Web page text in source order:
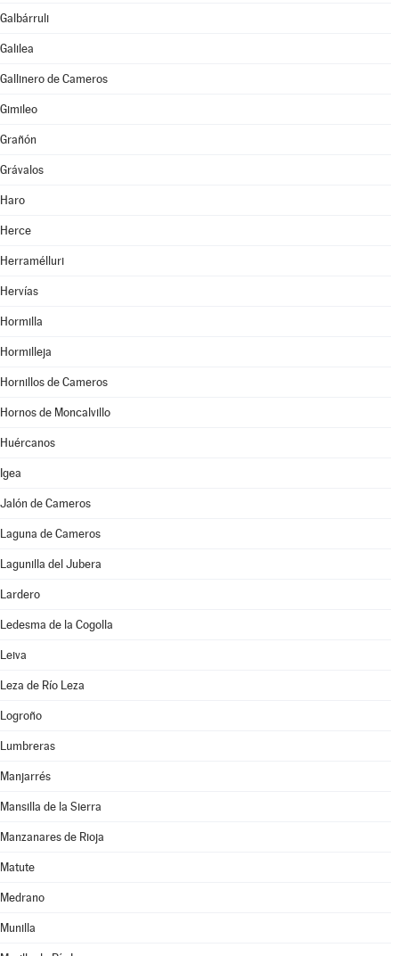
Galbárruli
Galilea
Gallinero de Cameros
Gimileo
Grañón
Grávalos
Haro
Herce
Herramélluri
Hervías
Hormilla
Hormilleja
Hornillos de Cameros
Hornos de Moncalvillo
Huércanos
Igea
Jalón de Cameros
Laguna de Cameros
Lagunilla del Jubera
Lardero
Ledesma de la Cogolla
Leiva
Leza de Río Leza
Logroño
Lumbreras
Manjarrés
Mansilla de la Sierra
Manzanares de Rioja
Matute
Medrano
Munilla